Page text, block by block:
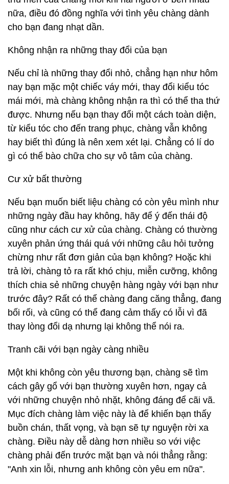
nữa, điều đó đồng nghĩa với tình yêu chàng dành
cho bạn đang nhạt dần.
Không nhận ra những thay đổi của bạn
Nếu chỉ là những thay đổi nhỏ, chẳng hạn như hôm
nay bạn mặc một chiếc váy mới, thay đổi kiểu tóc
mái mới, mà chàng không nhận ra thì có thể tha thứ
được. Nhưng nếu bạn thay đổi một cách toàn diện,
từ kiểu tóc cho đến trang phục, chàng vẫn không
hay biết thì đúng là nên xem xét lại. Chẳng có lí do
gì có thể bào chữa cho sự vô tâm của chàng.
Cư xử bất thường
Nếu bạn muốn biết liệu chàng có còn yêu mình như
những ngày đầu hay không, hãy để ý đến thái độ
cũng như cách cư xử của chàng. Chàng có thường
xuyên phản ứng thái quá với những câu hỏi tưởng
chừng như rất đơn giản của bạn không? Hoặc khi
trả lời, chàng tỏ ra rất khó chịu, miễn cưỡng, không
thích chia sẻ những chuyện hàng ngày với bạn như
trước đây? Rất có thể chàng đang căng thẳng, đang
bối rối, và cũng có thể đang cảm thấy có lỗi vì đã
thay lòng đổi dạ nhưng lại không thể nói ra.
Tranh cãi với bạn ngày càng nhiều
Một khi không còn yêu thương bạn, chàng sẽ tìm
cách gây gổ với bạn thường xuyên hơn, ngay cả
với những chuyện nhỏ nhặt, không đáng để cãi vã.
Mục đích chàng làm việc này là để khiến bạn thấy
buồn chán, thất vọng, và bạn sẽ tự nguyện rời xa
chàng. Điều này dễ dàng hơn nhiều so với việc
chàng phải đến trước mặt bạn và nói thẳng rằng:
"Anh xin lỗi, nhưng anh không còn yêu em nữa".